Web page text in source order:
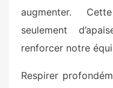
augmenter.
seulement
renforcer notre
Respirer